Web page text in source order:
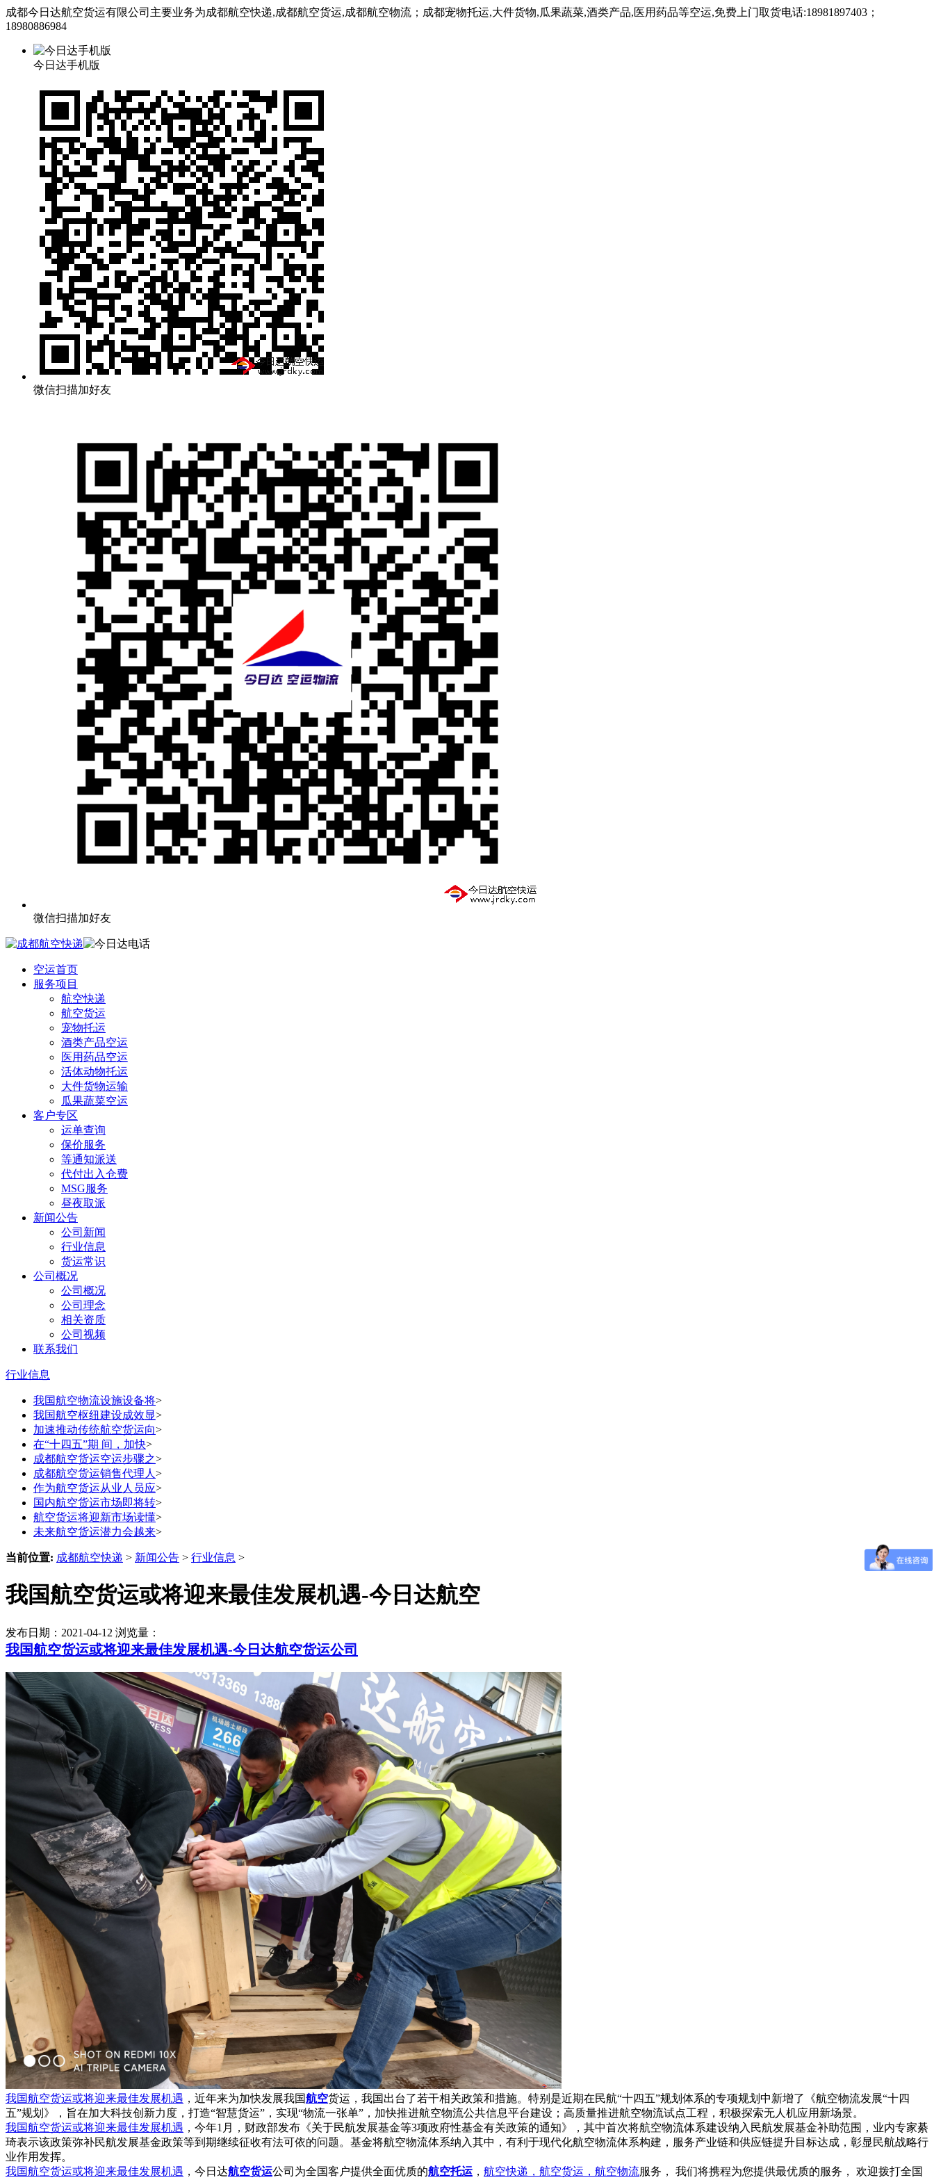
成都今日达航空货运有限公司主要业务为成都航空快递,成都航空货运,成都航空物流；成都宠物托运,大件货物,瓜果蔬菜,酒类产品,医用药品等空运,免费上门取货电话:18981897403；
18980886984
今日达手机版
微信扫描加好友
微信扫描加好友
空运首页
服务项目
航空快递
航空货运
宠物托运
酒类产品空运
医用药品空运
活体动物托运
大件货物运输
瓜果蔬菜空运
客户专区
运单查询
保价服务
等通知派送
代付出入仓费
MSG服务
昼夜取派
新闻公告
公司新闻
行业信息
货运常识
公司概况
公司概况
公司理念
相关资质
公司视频
联系我们
行业信息
我国航空物流设施设备将>
我国航空枢纽建设成效显>
加速推动传统航空货运向>
在“十四五”期 间，加快>
成都航空货运空运步骤之>
成都航空货运销售代理人 >
作为航空货运从业人员应>
国内航空货运市场即将转>
航空货运将迎新市场读懂>
未来航空货运潜力会越来>
当前位置: 成都航空快递 > 新闻公告 > 行业信息 >
我国航空货运或将迎来最佳发展机遇-今日达航空
发布日期：2021-04-12 浏览量：
我国航空货运或将迎来最佳发展机遇-今日达航空货运公司
我国航空货运或将迎来最佳发展机遇 ，近年来为加快发展我国航空货运，我国出台了若干相关政策和措施。特别是近期在民航“十四五”规划体系的专项规划中新增了《航空物流发展“十四
五”规划》，旨在加大科技创新力度，打造“智慧货运”，实现“物流一张单”，加快推进航空物流公共信息平台建设；高质量推进航空物流试点工程，积极探索无人机应用新场景。
我国航空货运或将迎来最佳发展机遇 ，今年1月，财政部发布《关于民航发展基金等3项政府性基金有关政策的通知》，其中首次将航空物流体系建设纳入民航发展基金补助范围，业内专家綦
琦表示该政策弥补民航发展基金政策等到期继续征收有法可依的问题。基金将航空物流体系纳入其中，有利于现代化航空物流体系构建，服务产业链和供应链提升目标达成，彰显民航战略行
业作用发挥。
我国航空货运或将迎来最佳发展机遇 ，今日达航空货运公司为全国客户提供全面优质的航空托运 ， 航空快递，航空货运，航空物流服务， 我们将携程为您提供最优质的服务， 欢迎拨打全国